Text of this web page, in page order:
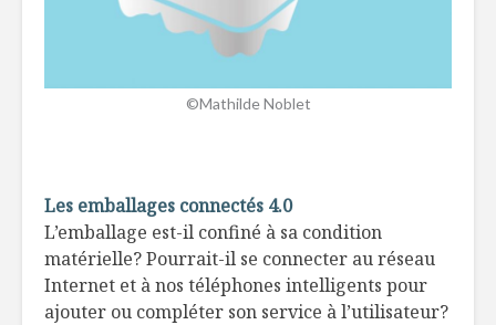
©Mathilde Noblet
Les emballages connectés 4.0
L’emballage est-il confiné à sa condition
matérielle? Pourrait-il se connecter au réseau
Internet et à nos téléphones intelligents pour
ajouter ou compléter son service à l’utilisateur?